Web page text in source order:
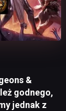
&
godnego,
jednak z